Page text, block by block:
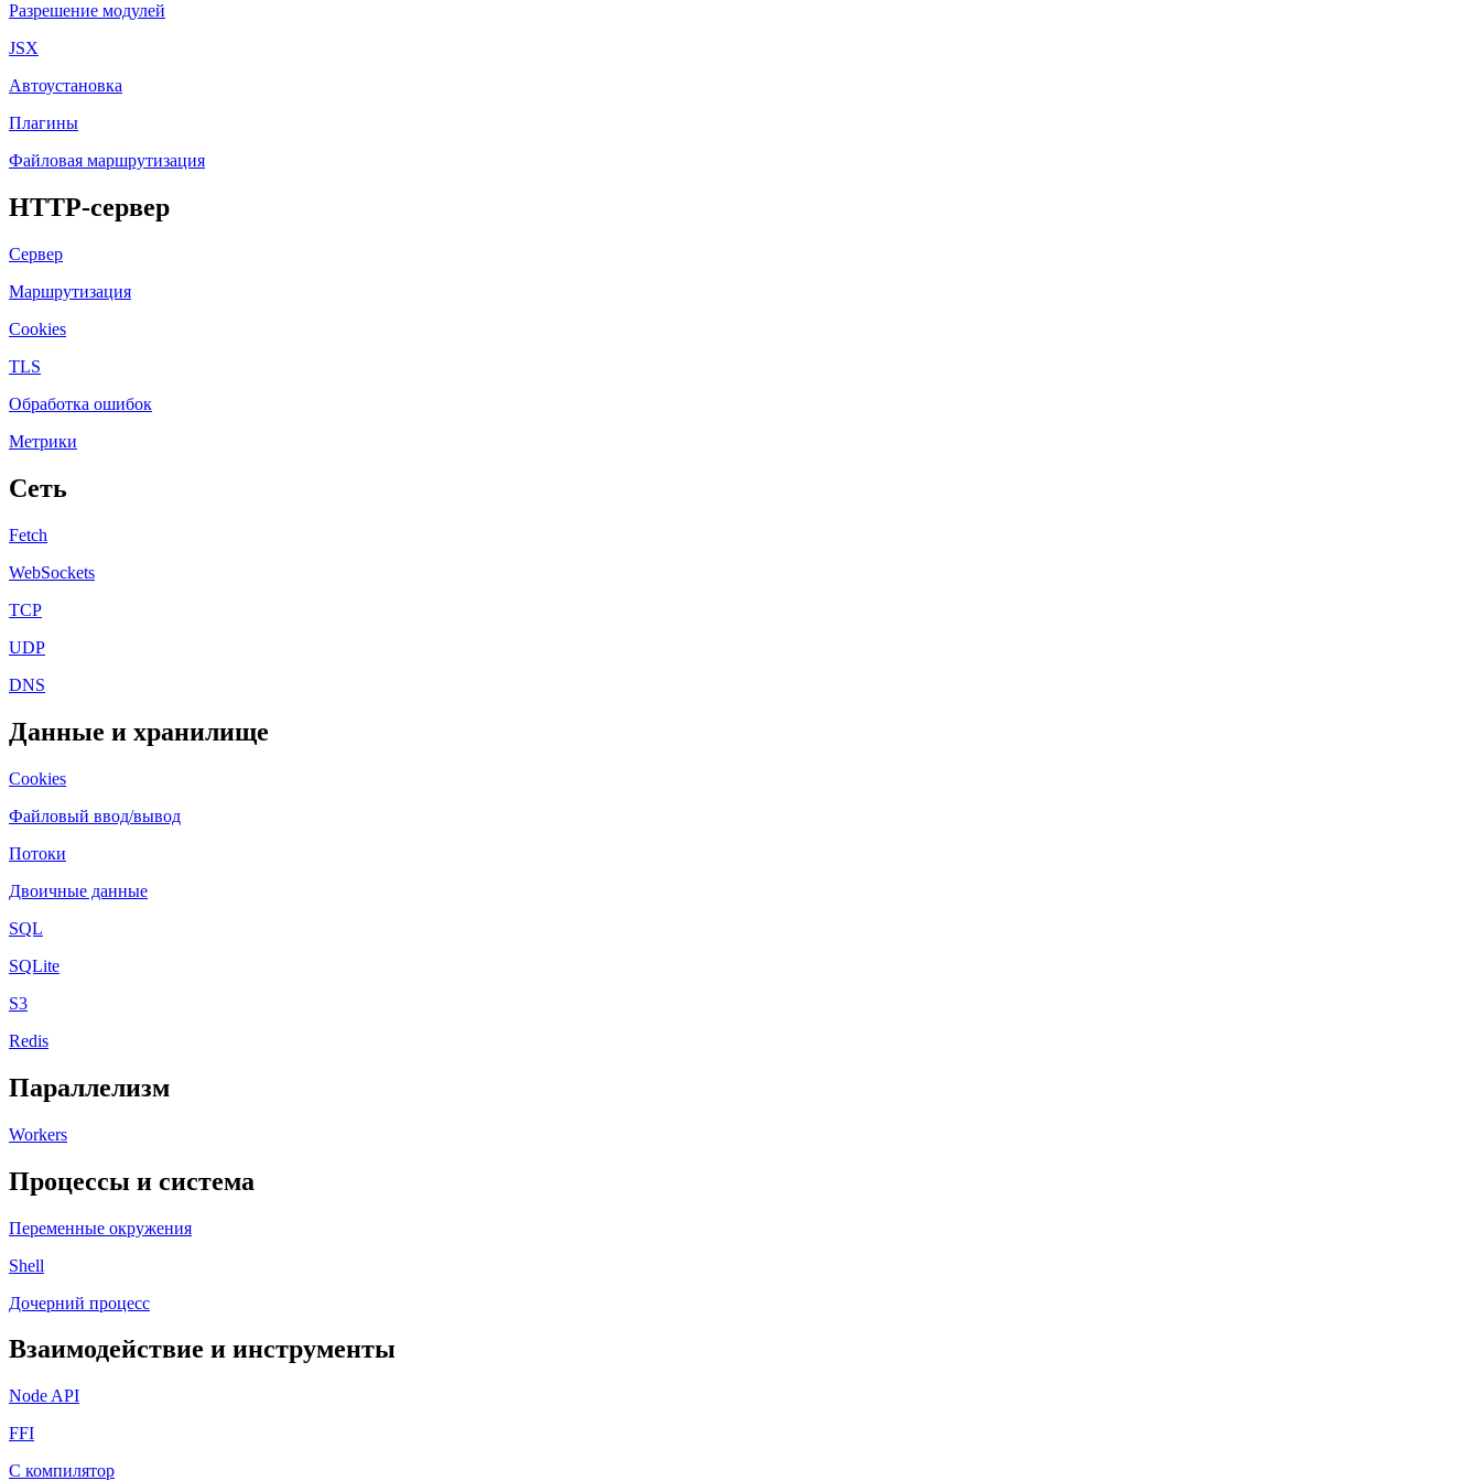
Разрешение модулей
JSX
Автоустановка
Плагины
Файловая маршрутизация
HTTP-сервер
Сервер
Маршрутизация
Cookies
TLS
Обработка ошибок
Метрики
Сеть
Fetch
WebSockets
TCP
UDP
DNS
Данные и хранилище
Cookies
Файловый ввод/вывод
Потоки
Двоичные данные
SQL
SQLite
S3
Redis
Параллелизм
Workers
Процессы и система
Переменные окружения
Shell
Дочерний процесс
Взаимодействие и инструменты
Node API
FFI
C компилятор